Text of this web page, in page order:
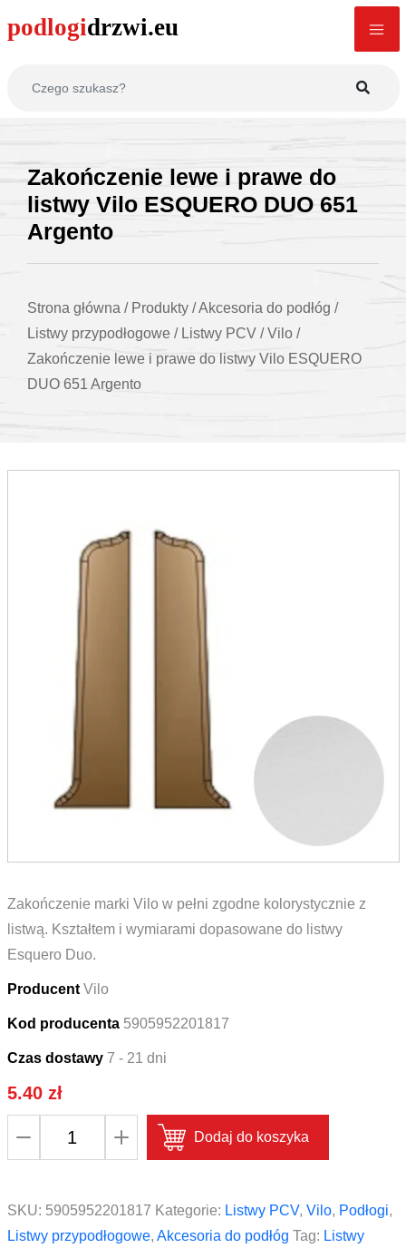
Zakończenie lewe i prawe do
listwy Vilo ESQUERO DUO 651
Argento
Strona główna / Produkty /Akcesoria do podłóg /
Listwy przypodłogowe / Listwy PCV /Vilo /
Zakończenie lewe i prawe do listwy Vilo ESQUERO
DUO 651 Argento
Zakończenie marki Vilo w pełni zgodne kolorystycznie z
listwą. Kształtem i wymiarami dopasowane do listwy
Esquero Duo.
Producent Vilo
Kod producenta 5905952201817
Czas dostawy 7 - 21 dni
5.40 zł
i
prawe
Dodaj do koszyka
SKU: 5905952201817 Kategorie: Listwy PCV, Vilo, Podłogi,
Listwy przypodłogowe, Akcesoria do podłóg Tag: Listwy